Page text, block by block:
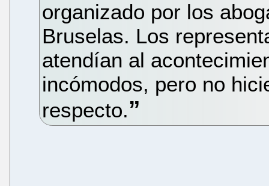
organizado por los
Bruselas. Los
atendían al
incómodos, pero no
respecto.